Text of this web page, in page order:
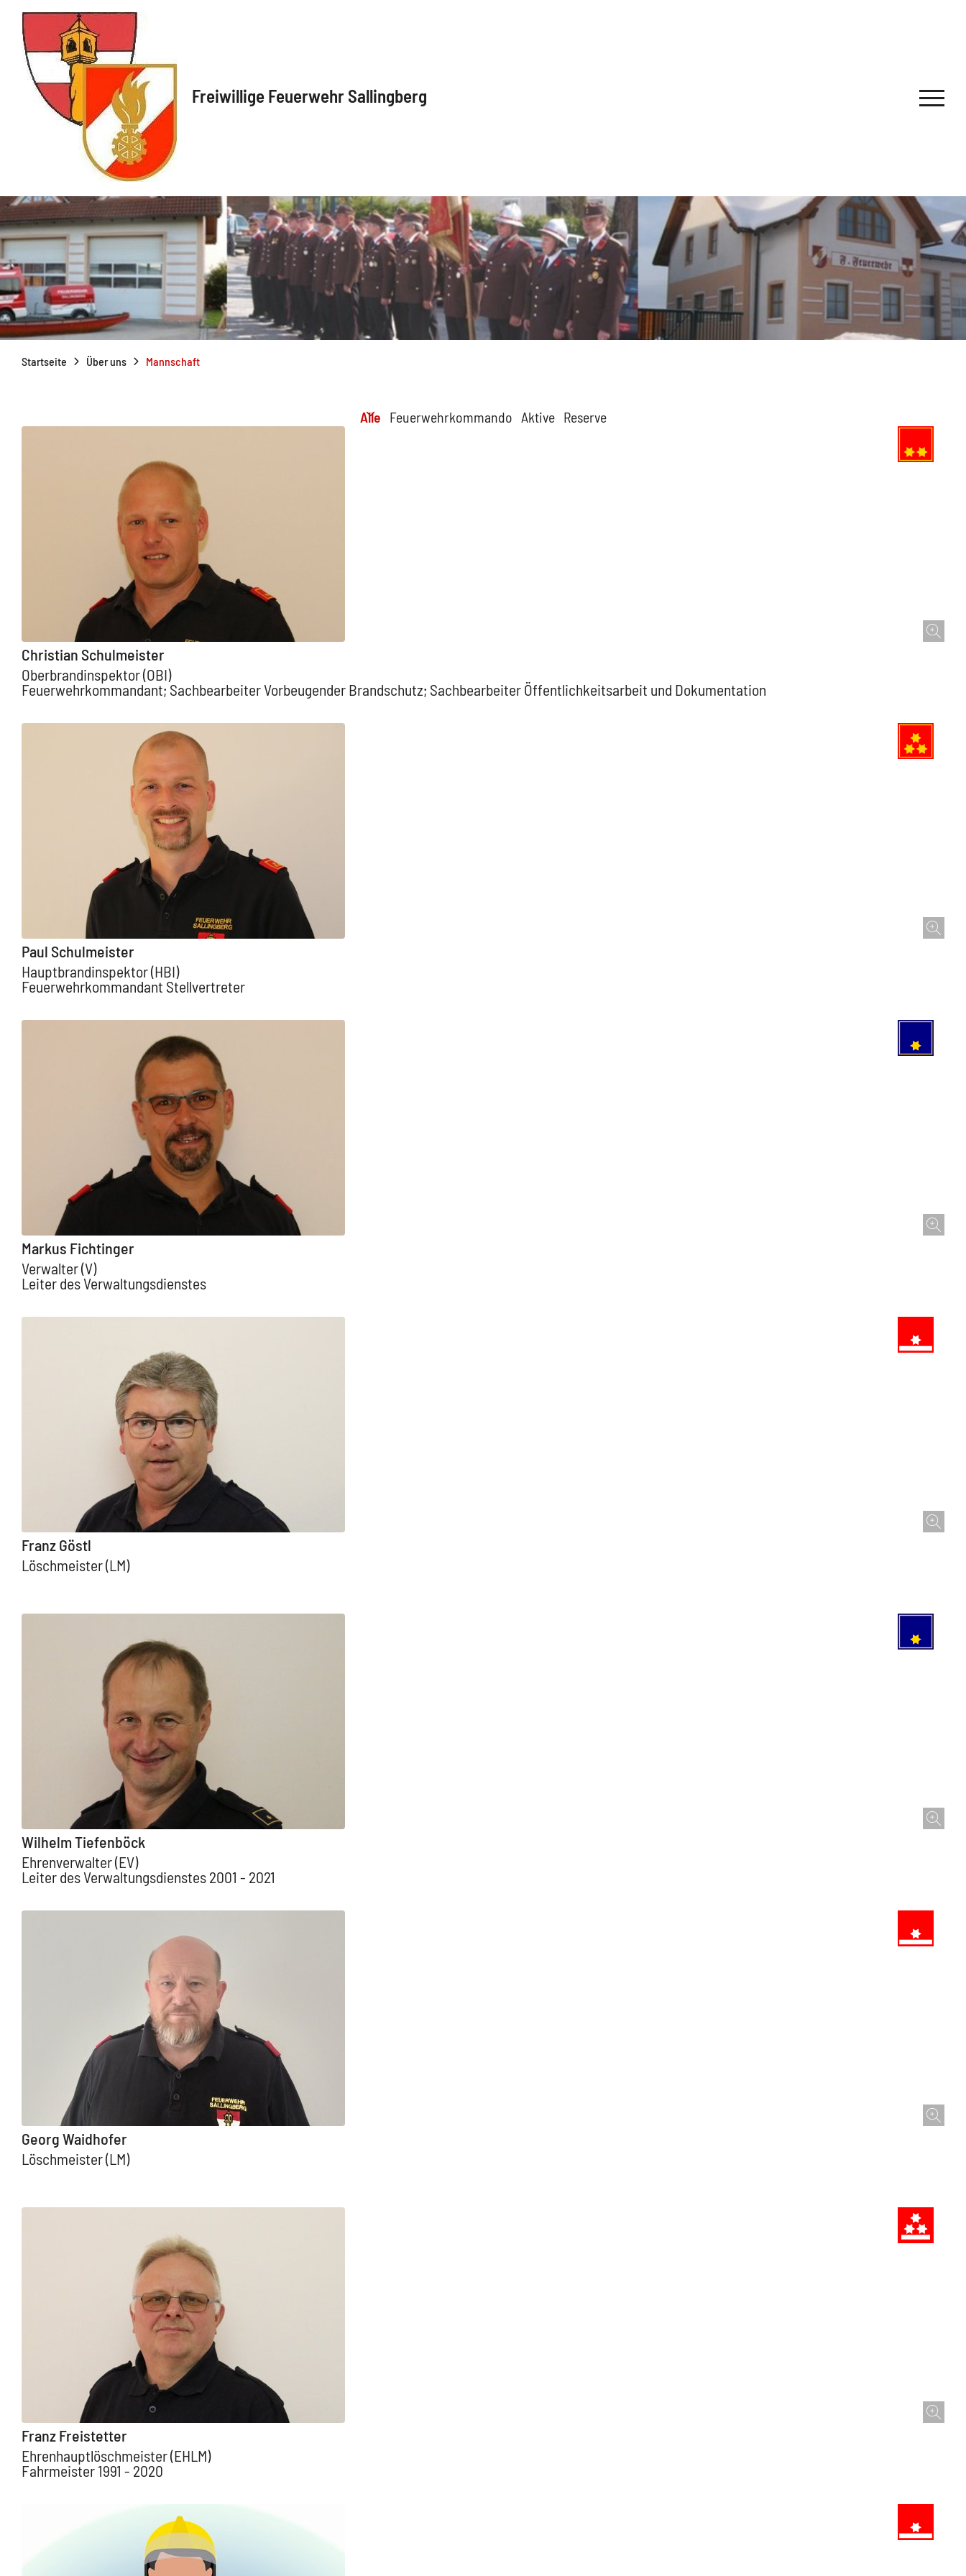
Freiwillige Feuerwehr Sallingberg
Startseite Über uns Mannschaft
Alle Feuerwehrkommando Aktive Reserve
Christian Schulmeister
Oberbrandinspektor (OBI)
Feuerwehrkommandant; Sachbearbeiter Vorbeugender Brandschutz; Sachbearbeiter Öffentlichkeitsarbeit und Dokumentation
Paul Schulmeister
Hauptbrandinspektor (HBI)
Feuerwehrkommandant Stellvertreter
Markus Fichtinger
Verwalter (V)
Leiter des Verwaltungsdienstes
Franz Göstl
Löschmeister (LM)
Wilhelm Tiefenböck
Ehrenverwalter (EV)
Leiter des Verwaltungsdienstes 2001 - 2021
Georg Waidhofer
Löschmeister (LM)
Franz Freistetter
Ehrenhauptlöschmeister (EHLM)
Fahrmeister 1991 - 2020